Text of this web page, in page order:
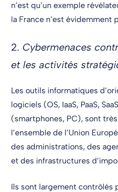
n’est qu’un exemple
la France n’est évidemment
2. Cybermenaces
et les activités
Les outils informatiques
logiciels (OS, IaaS, PaaS, SaaS
(smartphones, PC), sont
l’ensemble de l’Union
des administrations, des
et des infrastructures
Ils sont largement contrôlés